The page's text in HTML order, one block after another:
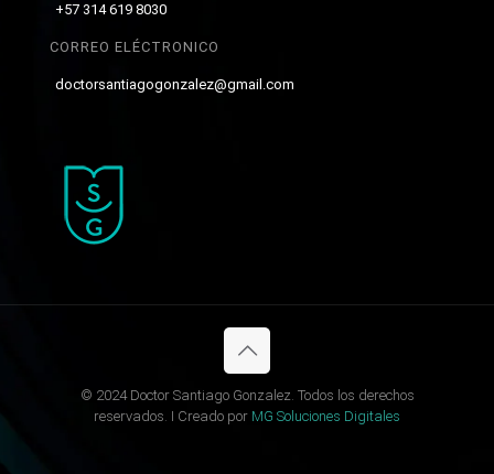
+57 314 619 8030
CORREO ELÉCTRONICO
doctorsantiagogonzalez@gmail.com
© 2024 Doctor Santiago Gonzalez. Todos los derechos
reservados. I Creado por MG Soluciones Digitales